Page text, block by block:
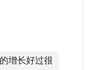
增长好过很